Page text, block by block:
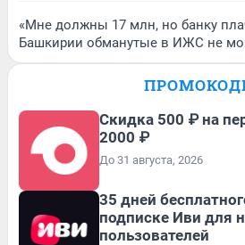
«Мне должны 17 млн, но банку
Башкирии обманутые в ИЖС не
Скидка 500 ₽ на
2000 ₽
До 31 августа, 2026
35 дней
подписке Иви для
пользователей